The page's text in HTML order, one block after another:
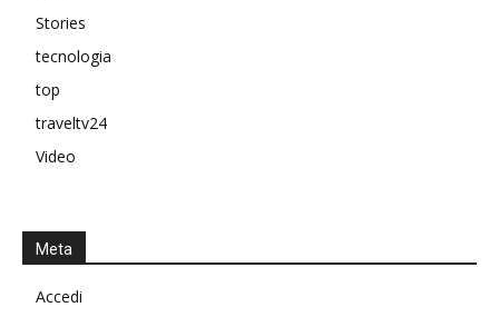
Stories
tecnologia
top
traveltv24
Video
Meta
Accedi